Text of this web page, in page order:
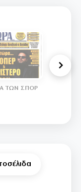
ΤΩΝ ΣΠΟΡ